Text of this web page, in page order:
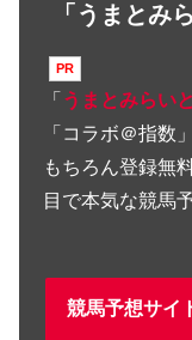
「うまとみ
「 うまとみらいと
「コラボ＠指数
もちろん登録無
目で本気な競馬
競馬予想サイ